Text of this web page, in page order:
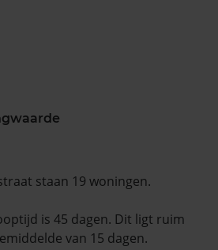
staan 19 woningen.
is 45 dagen. Dit ligt ruim
van 15 dagen.